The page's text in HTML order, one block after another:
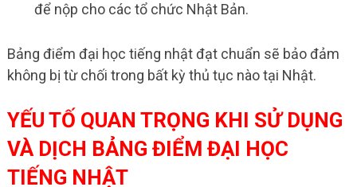
để nộp cho các tổ chức Nhật Bản.
Bảng điểm đại học tiếng nhật đạt chuẩn sẽ bảo đảm
không bị từ chối trong bất kỳ thủ tục nào tại Nhật.
YẾU TỐ QUAN TRỌNG KHI SỬ DỤNG
VÀ DỊCH BẢNG ĐIỂM ĐẠI HỌC
TIẾNG NHẬT